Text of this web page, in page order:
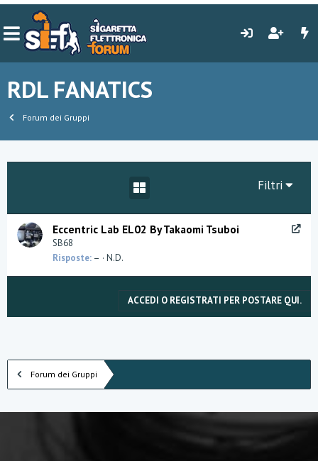
RDL FANATICS
Forum dei Gruppi
Filtri
R
a
Eccentric Lab EL02 By Takaomi Tsuboi
SB68
Risposte – N.D.
ACCEDI O REGISTRATI PER POSTARE QUI.
Forum dei Gruppi